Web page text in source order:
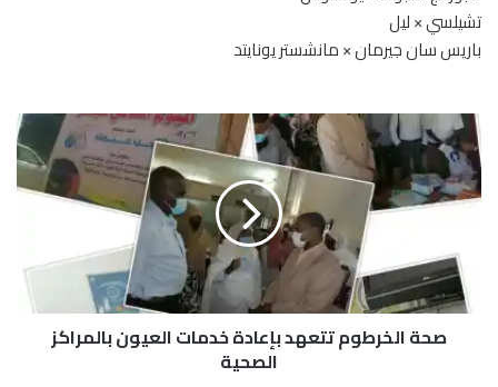
تشيلسي × ليل
باريس سان جيرمان × مانشستر يونايتد
ص
ح
ة
ا
صحة الخرطوم تتعهد بإعادة خدمات العيون بالمراكز
الصحية